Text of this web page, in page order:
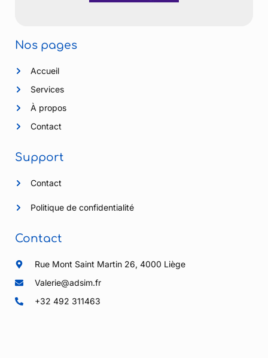
Nos pages
Accueil
Services
À propos
Contact
Support
Contact
Politique de confidentialité
Contact
Rue Mont Saint Martin 26, 4000 Liège
Valerie@adsim.fr
+32 492 311463